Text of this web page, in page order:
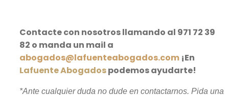
Contacte con nosotros llamando al 971 72 39
82 o manda un mail a
abogados@lafuenteabogados.com ¡En
Lafuente Abogadospodemos ayudarte!
*Ante cualquier duda no dude en contactarnos. Pida una